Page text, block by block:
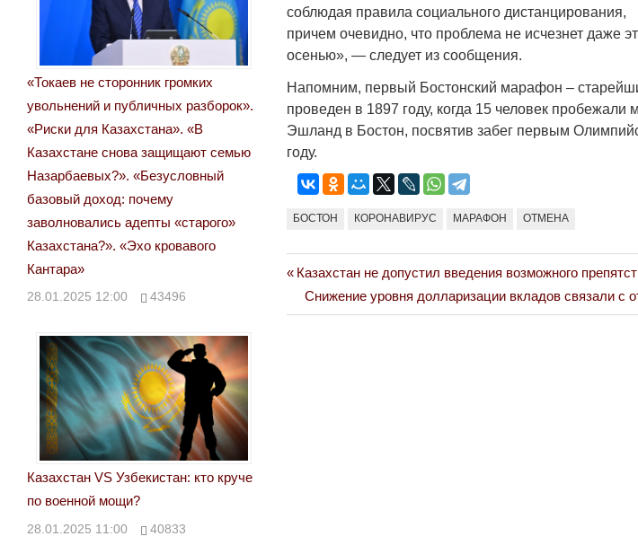
соблюдая правила социального дистанцирования,
причем очевидно, что проблема не исчезнет даже
осенью», — следует из сообщения.
Напомним, первый Бостонский марафон –
проведен в 1897 году, когда 15 человек
Эшланд в Бостон, посвятив забег первым
году.
БОСТОН КОРОНАВИРУС МАРАФОН ОТМЕНА
Навигация
по
Previous
Post:
Казахстан не допустил введения возможного
Next
Post:
Снижение уровня долларизации вкладов связали с
«Токаев не сторонник громких
увольнений и публичных разборок».
«Риски для Казахстана». «В
Казахстане снова защищают семью
Назарбаевых?». «Безусловный
базовый доход: почему
заволновались адепты «старого»
Казахстана?». «Эхо кровавого
Кантара»
28.01.2025 12:00 43496
Казахстан VS Узбекистан: кто круче
по военной мощи?
28.01.2025 11:00 40833